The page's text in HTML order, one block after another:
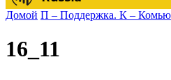
Домой П – Поддержка. К –
16_11